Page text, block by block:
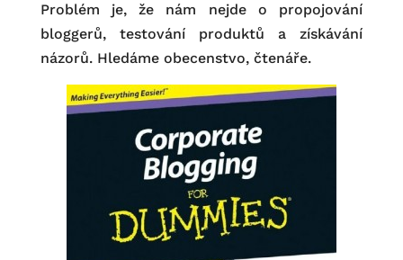
Problém je, že nám nejde o propojování
bloggerů, testování produktů a získávání
názorů. Hledáme obecenstvo, čtenáře.